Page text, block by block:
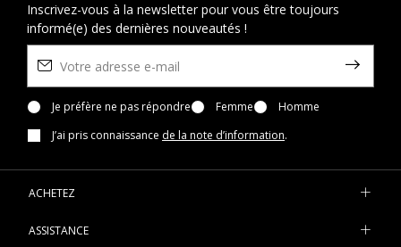
Inscrivez-vous à la newsletter pour vous être toujours
informé(e) des dernières nouveautés !
Je préfère ne pas répondre Femme
Homme
J’ai pris connaissance de la note d’information.
ACHETEZ
ASSISTANCE